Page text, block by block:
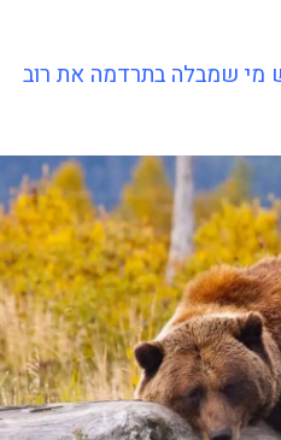
מי שמבלה בתרדמה את רוב